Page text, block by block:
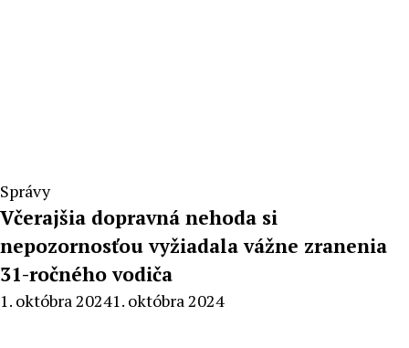
Správy
Včerajšia dopravná nehoda si
nepozornosťou vyžiadala vážne zranenia
31-ročného vodiča
By
1. októbra 20241. októbra 2024